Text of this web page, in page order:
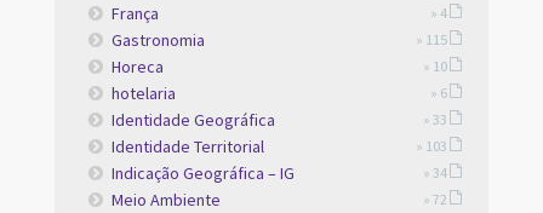
França » 4
Gastronomia » 115
Horeca » 10
hotelaria » 6
Identidade Geográfica » 33
Identidade Territorial » 103
Indicação Geográfica – IG » 34
Meio Ambiente » 72